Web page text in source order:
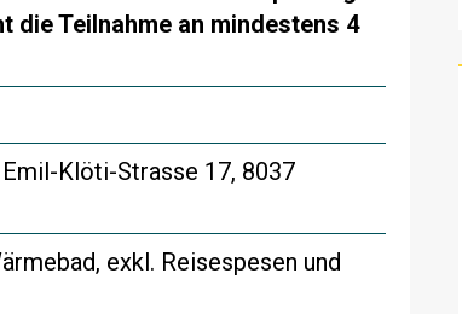
die Teilnahme an mindestens 4
Klöti-Strasse 17, 8037
exkl. Reisespesen und